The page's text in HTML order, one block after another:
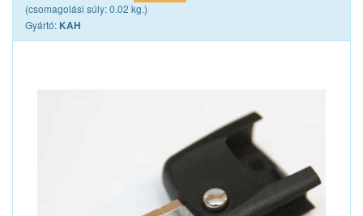
(csomagolási súly: 0.02 kg.)
Gyártó: KAH